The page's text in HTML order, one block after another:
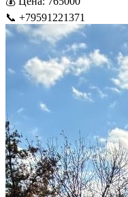
📞 +79591221371